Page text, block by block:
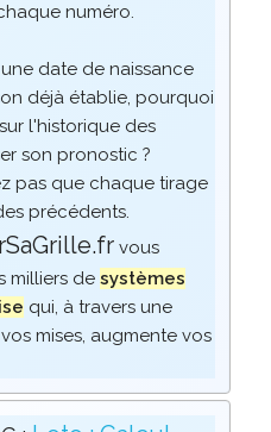
numéro.
date de naissance
déjà établie, pourquoi
l'historique des
son pronostic ?
pas que chaque tirage
précédents.
vous
milliers de systèmes
qui, à travers une
mises, augmente vos